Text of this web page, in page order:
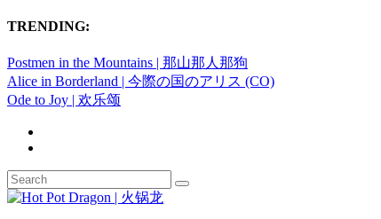
TRENDING:
Postmen in the Mountains | 那山那人那狗
Alice in Borderland | 今際の国のアリス (CO)
Ode to Joy | 欢乐颂